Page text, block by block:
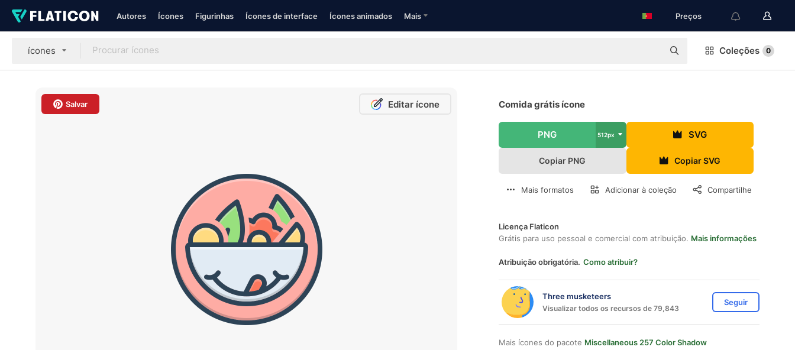
Autores Ícones Figurinhas Ícones de interface Ícones animados Mais Preços
ícones Coleções 0
Salvar Editar ícone Comida grátis ícone
PNG 512px SVG
Copiar PNG Copiar SVG
Mais formatos Adicionar à coleção Compartilhe
Licença Flaticon
Grátis para uso pessoal e comercial com atribuição. Mais informações
Atribuição obrigatória. Como atribuir?
Three musketeers
Visualizar todos os recursos de 79,843
Seguir
Mais ícones do pacote Miscellaneous 257 Color Shadow